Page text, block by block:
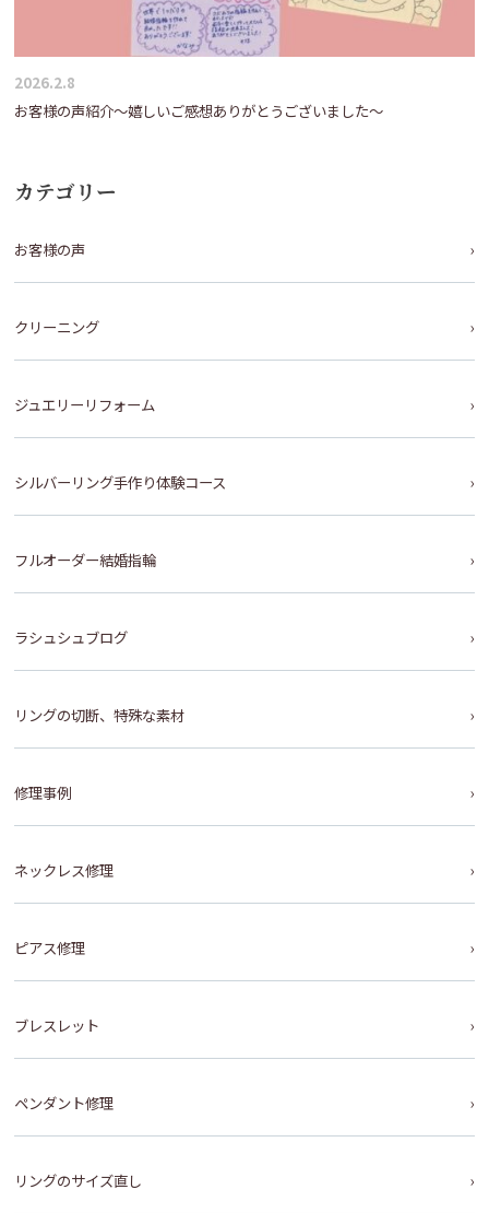
2026.2.8
お客様の声紹介～嬉しいご感想ありがとうございました～
カテゴリー
お客様の声
クリーニング
ジュエリーリフォーム
シルバーリング手作り体験コース
フルオーダー結婚指輪
ラシュシュブログ
リングの切断、特殊な素材
修理事例
ネックレス修理
ピアス修理
ブレスレット
ペンダント修理
リングのサイズ直し